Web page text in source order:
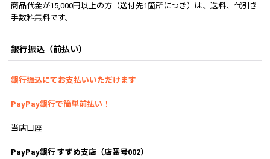
商品代金が15,000円以上の方（送付先1箇所につき）は、送料、代引き
手数料無料です。
銀行振込（前払い）
銀行振込にてお支払いいただけます
PayPay銀行で簡単前払い！
当店口座
PayPay銀行 すずめ支店（店番号002）